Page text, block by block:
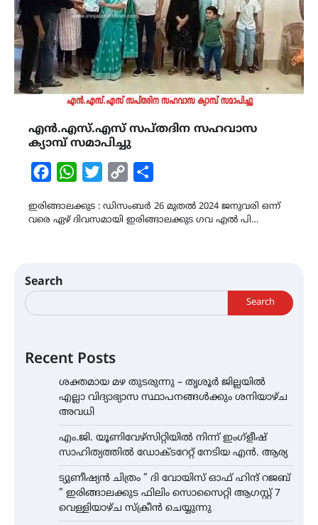
എൻ.എസ്.എസ് സപ്തദിന സഹവാസ
ക്യാമ്പ് സമാപിച്ചു
FacebookWhatsAppTwitterCopy
ഇരിങ്ങാലക്കുട : ഡിസംബർ 26 മുതൽ 2024 ജനുവരി ഒന്ന്
വരെ ഏഴ് ദിവസമായി ഇരിങ്ങാലക്കുട ഗവ എൽ പി…
Search
Search
Recent Posts
ശക്തമായ മഴ തുടരുന്നു – തൃശൂർ ജില്ലയിൽ
എല്ലാ വിദ്യാഭ്യാസ സ്ഥാപനങ്ങൾക്കും ശനിയാഴ്ച
അവധി
എം.ജി. യൂണിവേഴ്‌സിറ്റിയിൽ നിന്ന് ഇംഗ്ളീഷ്
സാഹിത്യത്തിൽ ഡോക്ടറേറ്റ് നേടിയ എൻ. ആര്യ
ട്യുണീഷ്യൻ ചിത്രം ” ദി വോയിസ് ഓഫ് ഹിന്ദ് റജബ്
” ഇരിങ്ങാലക്കുട ഫിലിം സൊസൈറ്റി ആഗസ്റ്റ് 7
വെള്ളിയാഴ്ച സ്‌ക്രീൻ ചെയ്യുന്നു